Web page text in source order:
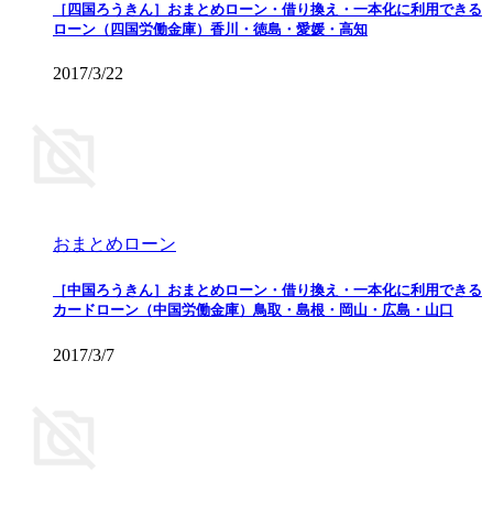
［四国ろうきん］おまとめローン・借り換え・一本化に利用できる
ローン（四国労働金庫）香川・徳島・愛媛・高知
2017/3/22
おまとめローン
［中国ろうきん］おまとめローン・借り換え・一本化に利用できる
カードローン（中国労働金庫）鳥取・島根・岡山・広島・山口
2017/3/7